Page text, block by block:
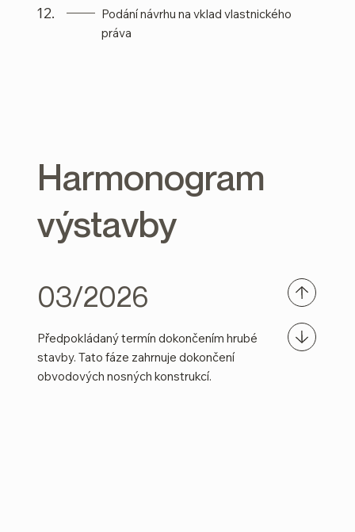
12.
Podání návrhu na vklad vlastnického
práva
Harmonogram
výstavby
03/2026
Předpokládaný termín dokončením hrubé
stavby. Tato fáze zahrnuje dokončení
obvodových nosných konstrukcí.